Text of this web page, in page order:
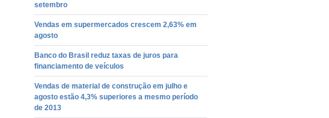
setembro
Vendas em supermercados crescem 2,63% em
agosto
Banco do Brasil reduz taxas de juros para
financiamento de veículos
Vendas de material de construção em julho e
agosto estão 4,3% superiores a mesmo período
de 2013